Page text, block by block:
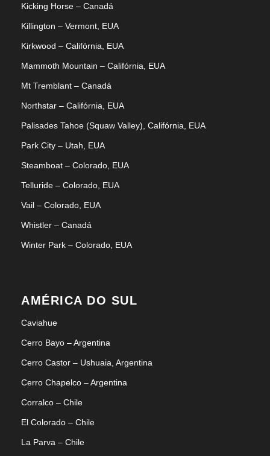
Kicking Horse – Canadá
Killington – Vermont, EUA
Kirkwood – Califórnia, EUA
Mammoth Mountain – Califórnia, EUA
Mt Tremblant – Canadá
Northstar – Califórnia, EUA
Palisades Tahoe (Squaw Valley), Califórnia, EUA
Park City – Utah, EUA
Steamboat – Colorado, EUA
Telluride – Colorado, EUA
Vail – Colorado, EUA
Whistler – Canadá
Winter Park – Colorado, EUA
AMÉRICA DO SUL
Caviahue
Cerro Bayo – Argentina
Cerro Castor – Ushuaia, Argentina
Cerro Chapelco – Argentina
Corralco – Chile
El Colorado – Chile
La Parva – Chile